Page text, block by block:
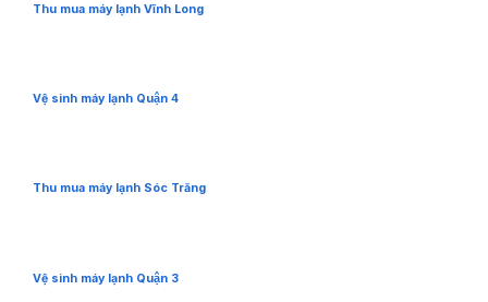
Thu mua máy lạnh Vĩnh Long
Vệ sinh máy lạnh Quận 4
Thu mua máy lạnh Sóc Trăng
Vệ sinh máy lạnh Quận 3